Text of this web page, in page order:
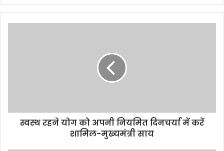
e
b
er ts
A
gr
a
l e
स्वस्थ रहने योग को अपनी नियमित दिनचर्या में करें
शामिल-मुख्यमंत्री साय